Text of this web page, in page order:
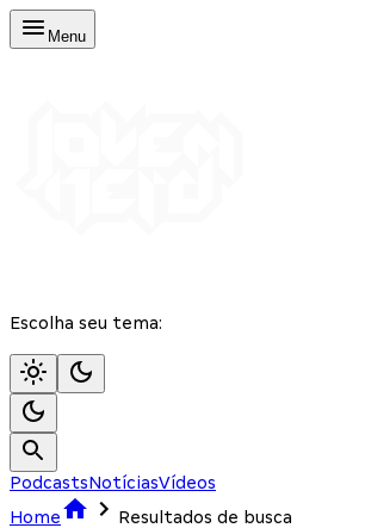
Menu
Escolha seu tema:
PodcastsNotíciasVídeos
Home
Resultados de busca